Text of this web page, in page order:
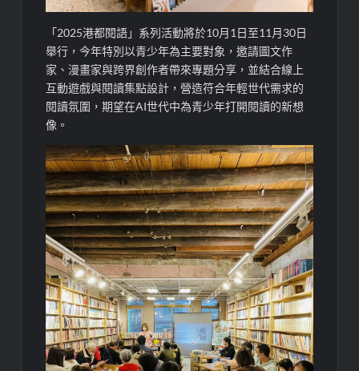
「2025港都閱語」系列活動將於10月1日至11月30日
舉行，今年特別以青少年為主要對象，邀請圖文作
家、漫畫家與跨界創作者帶來專題分享，並結合線上
互動遊戲與閱讀集點設計，營造符合年輕世代需求的
閱讀氛圍，期望在AI世代中為青少年打開閱讀的新想
像。